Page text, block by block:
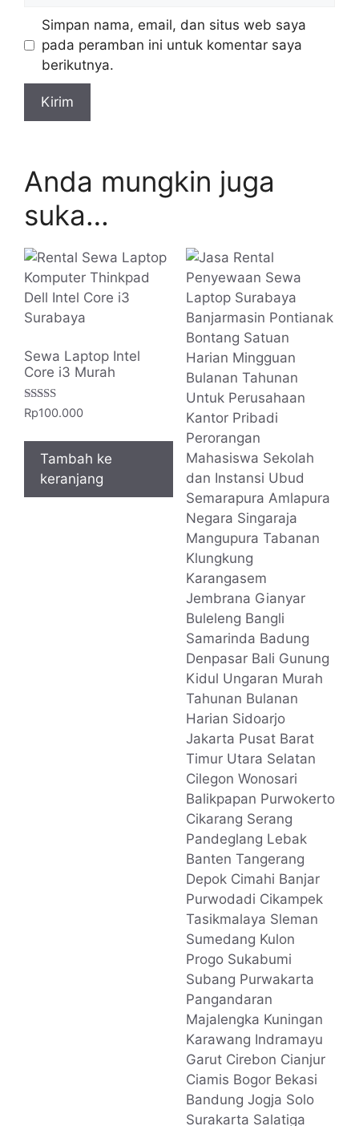
Simpan nama, email, dan situs web saya
pada peramban ini untuk komentar saya
berikutnya.
Anda mungkin juga
suka…
Sewa Laptop Intel
Core i3 Murah
Dinilai
5.00
Rp100.000
Tambah ke
keranjang